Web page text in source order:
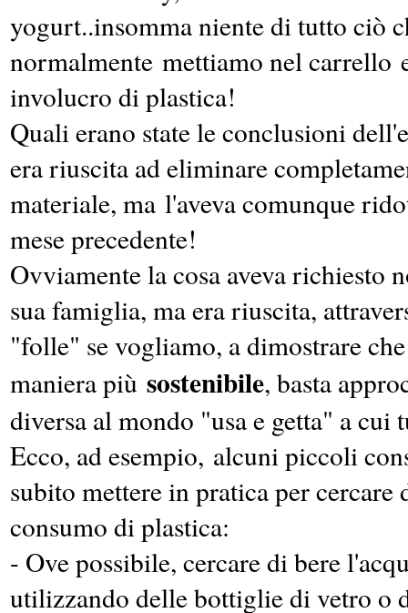
yogurt..insomma niente di tutto ciò
normalmente mettiamo nel carrello
involucro di plastica!
Quali erano state le conclusioni
era riuscita ad eliminare
materiale, ma l'aveva comunque
mese precedente!
Ovviamente la cosa aveva richiesto
sua famiglia, ma era riuscita,
"folle" se vogliamo, a dimostrare
maniera più sostenibile, basta
diversa al mondo "usa e getta" a cui
Ecco, ad esempio, alcuni piccoli
subito mettere in pratica per
consumo di plastica:
- Ove possibile, cercare di bere
utilizzando delle bottiglie di vetro o